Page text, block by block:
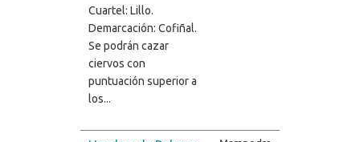
Cuartel: Lillo.
Demarcación: Cofiñal.
Se podrán cazar
ciervos con
puntuación superior a
los...